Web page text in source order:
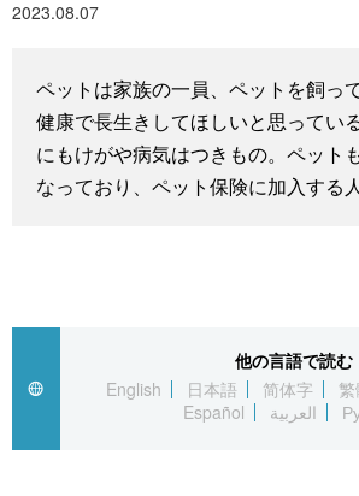
科学・技術
暮らし
スポーツ・東京2020
Books
Cinema
Topics
2023.08.07
ペットは家族の一員、ペットを飼っ
健康で長生きしてほしいと思ってい
にもけがや病気はつきもの。ペット
なっており、ペット保険に加入する
他の言語で読む
English
日本語 简体字
Español
العربية